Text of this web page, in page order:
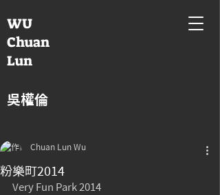
WU
Chuan
Lun
吳權倫
粉樂町2014
Chuan Lun Wu
Very Fun Park 2014